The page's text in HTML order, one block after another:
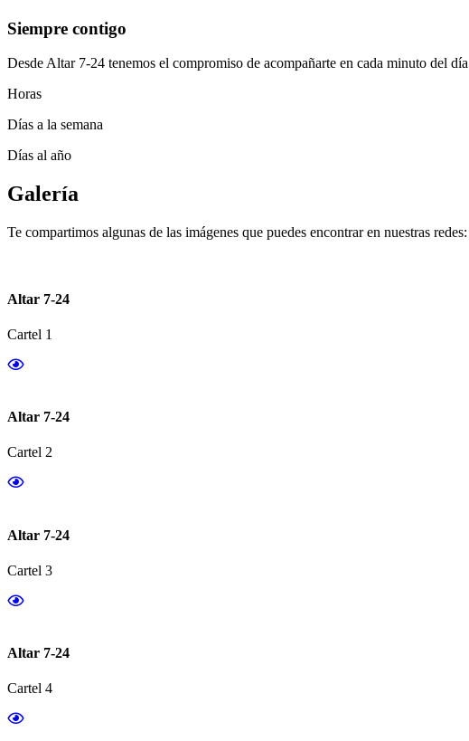
Siempre contigo
Desde Altar 7-24 tenemos el compromiso de acompañarte en cada minuto del día
Horas
Días a la semana
Días al año
Galería
Te compartimos algunas de las imágenes que puedes encontrar en nuestras redes:
Altar 7-24
Cartel 1
Altar 7-24
Cartel 2
Altar 7-24
Cartel 3
Altar 7-24
Cartel 4